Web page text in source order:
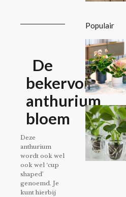
De
bekervormige
anthurium
bloem
Deze
anthurium
wordt ook wel
ook wel ‘cup
shaped’
genoemd. Je
kunt hierbij
Populair